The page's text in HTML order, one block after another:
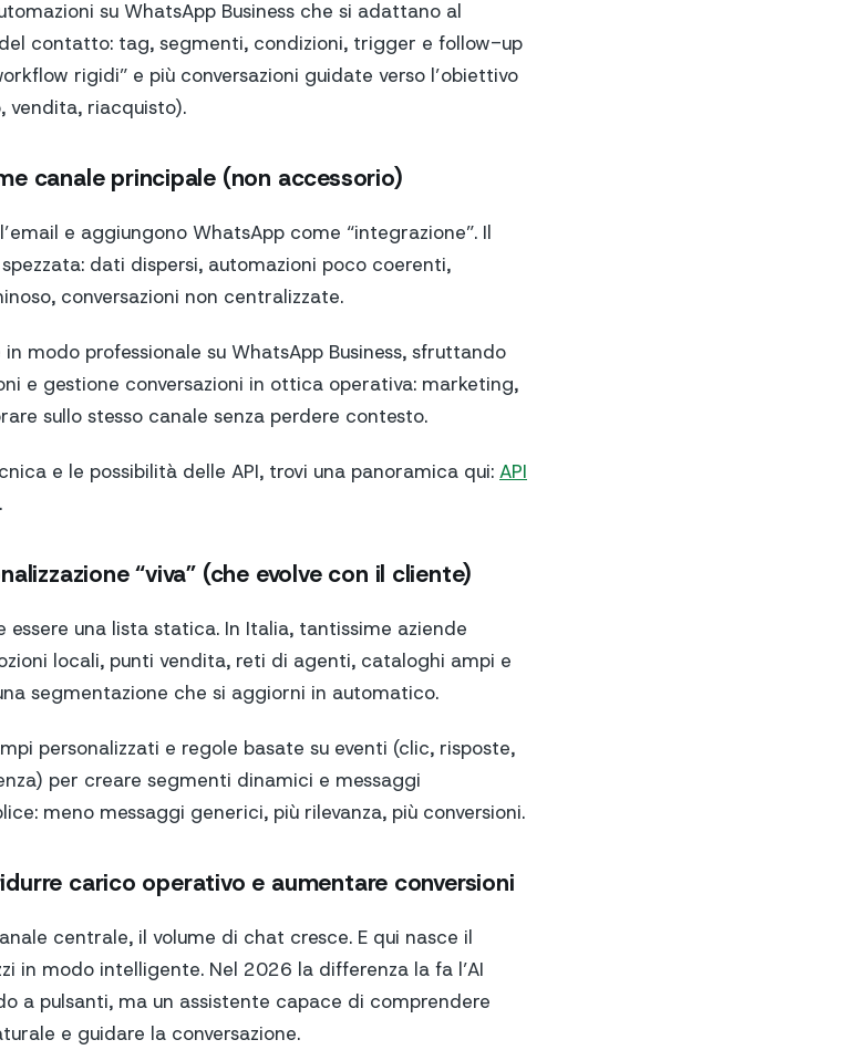
su WhatsApp Business che si adattano al
contatto: tag, segmenti, condizioni, trigger e follow-up
rigidi” e più conversazioni guidate verso l’obiettivo
vendita, riacquisto).
canale principale (non accessorio)
e aggiungono WhatsApp come “integrazione”. Il
dati dispersi, automazioni poco coerenti,
conversazioni non centralizzate.
modo professionale su WhatsApp Business, sfruttando
e gestione conversazioni in ottica operativa: marketing,
sullo stesso canale senza perdere contesto.
e le possibilità delle API, trovi una panoramica qui: API
.
“viva” (che evolve con il cliente)
essere una lista statica. In Italia, tantissime aziende
locali, punti vendita, reti di agenti, cataloghi ampi e
segmentazione che si aggiorni in automatico.
personalizzati e regole basate su eventi (clic, risposte,
per creare segmenti dinamici e messaggi
meno messaggi generici, più rilevanza, più conversioni.
carico operativo e aumentare conversioni
centrale, il volume di chat cresce. E qui nasce il
in modo intelligente. Nel 2026 la differenza la fa l’AI
a pulsanti, ma un assistente capace di comprendere
e guidare la conversazione.